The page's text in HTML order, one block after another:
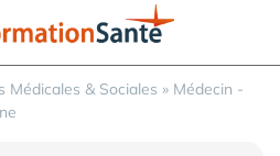
Médicales & Sociales » Médecin -